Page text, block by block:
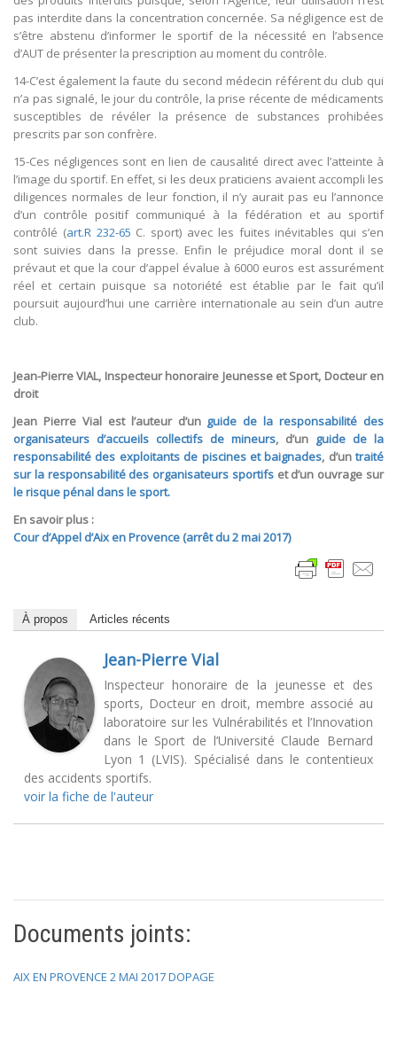
pas interdite dans la concentration concernée. Sa négligence est de
s’être abstenu d’informer le sportif de la nécessité en l’absence
d’AUT de présenter la prescription au moment du contrôle.
14-C’est également la faute du second médecin référent du club qui
n’a pas signalé, le jour du contrôle, la prise récente de médicaments
susceptibles de révéler la présence de substances prohibées
prescrits par son confrère.
15-Ces négligences sont en lien de causalité direct avec l’atteinte à
l’image du sportif. En effet, si les deux praticiens avaient accompli les
diligences normales de leur fonction, il n’y aurait pas eu l’annonce
d’un contrôle positif communiqué à la fédération et au sportif
contrôlé (art.R 232-65 C. sport) avec les fuites inévitables qui s’en
sont suivies dans la presse. Enfin le préjudice moral dont il se
prévaut et que la cour d’appel évalue à 6000 euros est assurément
réel et certain puisque sa notoriété est établie par le fait qu’il
poursuit aujourd’hui une carrière internationale au sein d’un autre
club.
Jean-Pierre VIAL, Inspecteur honoraire Jeunesse et Sport, Docteur en
droit
Jean Pierre Vial est l’auteur d’un guide de la responsabilité des
organisateurs d’accueils collectifs de mineurs, d’un guide de la
responsabilité des exploitants de piscines et baignades, d’un traité
sur la responsabilité des organisateurs sportifset d’un ouvrage sur
le risque pénal dans le sport.
En savoir plus :
Cour d’Appel d’Aix en Provence (arrêt du 2 mai 2017)
À propos Articles récents
Jean-Pierre Vial
Inspecteur honoraire de la jeunesse et des
sports, Docteur en droit, membre associé au
laboratoire sur les Vulnérabilités et l’Innovation
dans le Sport de l’Université Claude Bernard
Lyon 1 (LVIS). Spécialisé dans le contentieux
des accidents sportifs.
voir la fiche de l'auteur
Documents joints:
AIX EN PROVENCE 2 MAI 2017 DOPAGE